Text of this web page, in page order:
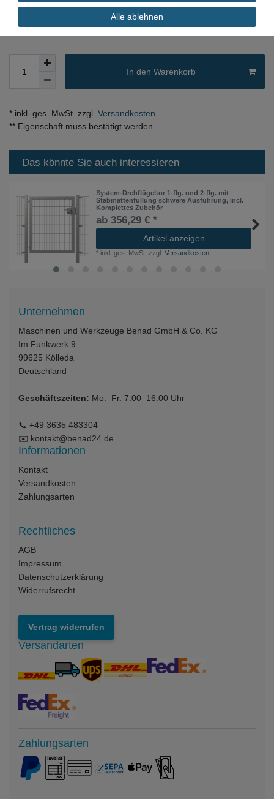
sofort verfügbar
In den Warenkorb
* inkl. ges. MwSt. zzgl. Versandkosten
** Eigenschaft muss bestätigt werden
Das könnte Sie auch interessieren
System-Drehflügeltor 1-flg. und 2-flg. mit
Stabmattenfüllung schwere Ausführung, incl.
Komplettes Zubehör
ab 356,29 € *
Artikel anzeigen
* inkl. ges. MwSt. zzgl.Versandkosten
Unternehmen
Maschinen und Werkzeuge Benad GmbH & Co. KG
Im Funkwerk 9
99625 Kölleda
Deutschland
Geschäftszeiten: Mo.–Fr. 7:00–16:00 Uhr
📞 +49 3635 483304
✉️ kontakt@benad24.de
Informationen
Kontakt
Versandkosten
Zahlungsarten
Rechtliches
AGB
Impressum
Datenschutzerklärung
Widerrufsrecht
Vertrag widerrufen
Versandarten
Zahlungsarten
Alle ablehnen